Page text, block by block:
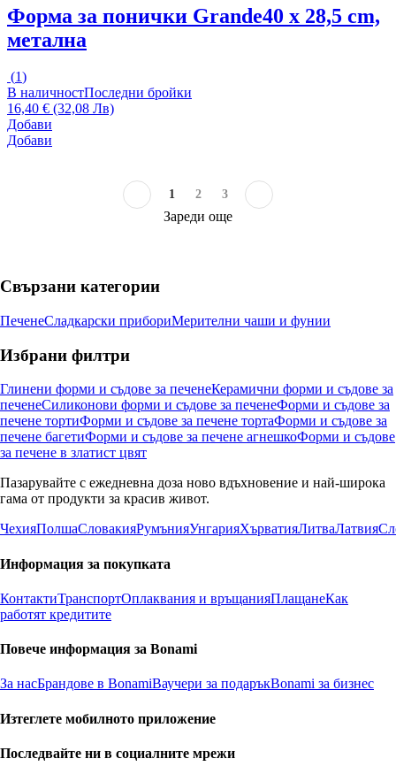
Форма за понички Grande40 x 28,5 cm,
метална
(1)
В наличностПоследни бройки
16,40 € (32,08 Лв)
Добави
Добави
1 2 3
Зареди още
Свързани категории
ПеченеСладкарски прибориМерителни чаши и фунии
Избрани филтри
Глинени форми и съдове за печенеКерамични форми и съдове за
печенеСиликонови форми и съдове за печенеФорми и съдове за
печене тортиФорми и съдове за печене тортаФорми и съдове за
печене багетиФорми и съдове за печене агнешкоФорми и съдове
за печене в златист цвят
Пазарувайте с ежедневна доза ново вдъхновение и най-широка
гама от продукти за красив живот.
ЧехияПолшаСловакияРумънияУнгарияХърватияЛитваЛатвия
Информация за покупката
КонтактиТранспортОплаквания и връщанияПлащанеКак
работят кредитите
Повече информация за Bonami
За насБрандове в BonamiВаучери за подаръкBonami за бизнес
Изтеглете мобилното приложение
Последвайте ни в социалните мрежи